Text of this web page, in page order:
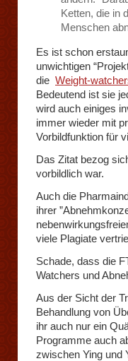
Ketten, die in
Menschen
Es ist schon
unwichtigen
die Weight-
Bedeutend ist sie
wird auch einiges
immer wieder mit
Vorbildfunktion für
Das Zitat bezog
vorbildlich war.
Auch die
ihrer
viele Plagiate
Schade, dass die
Watchers und
Aus der Sicht der
Behandlung von
ihr auch nur ein
Programme auch
zwischen Ying und